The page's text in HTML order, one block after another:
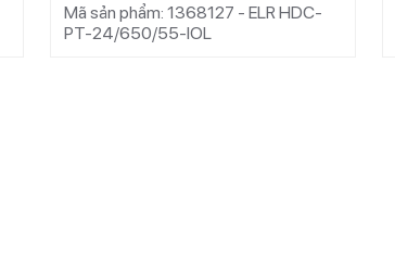
Mã sản phẩm: 1368127 - ELR HDC-
PT-24/650/55-IOL